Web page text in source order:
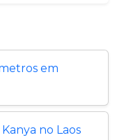
em
no Laos